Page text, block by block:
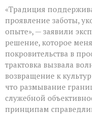
«Традиция
проявление заботы,
опыте», — заявили
решение, которое
покровительства в
трактовка вызвала
возвращение к
что размывание
служебной
принципам